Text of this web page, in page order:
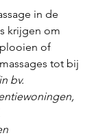
in de
krijgen om
of
tot bij
bv.